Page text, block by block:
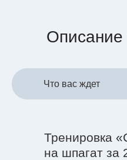
Описание
Что вас ждет
Тренировка
на шпагат за